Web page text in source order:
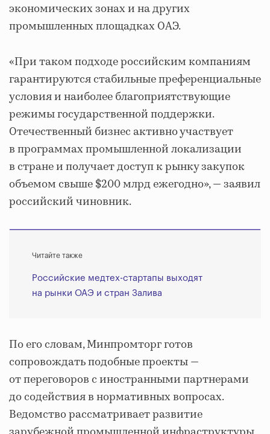
экономических зонах и на других
промышленных площадках ОАЭ.
«При таком подходе российским компаниям
гарантируются стабильные преференциальные
условия и наиболее благоприятствующие
режимы государственной поддержки.
Отечественный бизнес активно участвует
в программах промышленной локализации
в стране и получает доступ к рынку закупок
объемом свыше $200 млрд ежегодно», — заявил
российский чиновник.
Читайте также
Российские медтех-стартапы выходят
на рынки ОАЭ и стран Залива
По его словам, Минпромторг готов
сопровождать подобные проекты —
от переговоров с иностранными партнерами
до содействия в нормативных вопросах.
Ведомство рассматривает развитие